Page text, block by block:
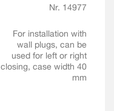
Nr. 14977
For installation with
wall plugs, can be
used for left or right
closing, case width 40
mm